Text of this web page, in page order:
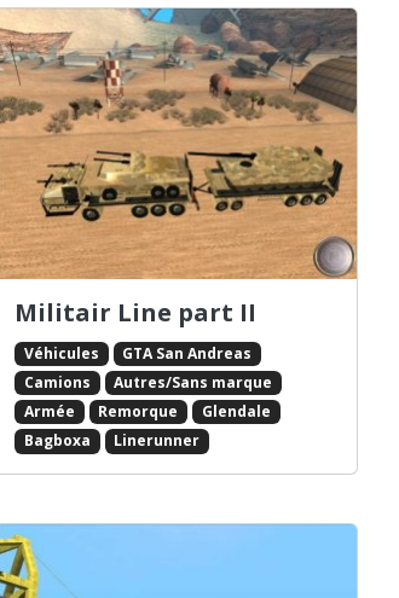
Militair Line part II
Véhicules
GTA San Andreas
Camions
Autres/Sans marque
Armée
Remorque
Glendale
Bagboxa
Linerunner